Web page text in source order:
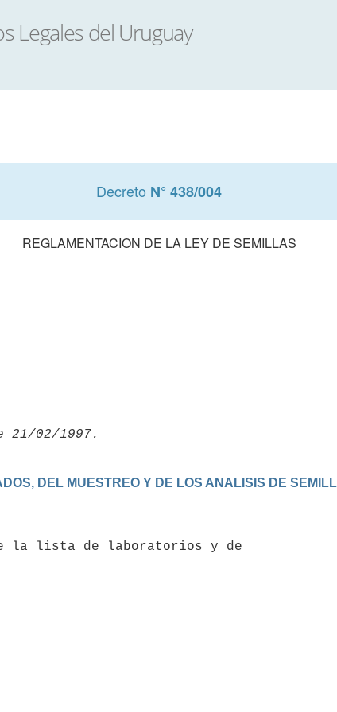
Decreto N° 438/004
REGLAMENTACION DE LA LEY DE SEMILLAS
DEL MUESTREO Y DE LOS ANALISIS DE